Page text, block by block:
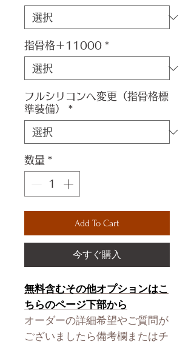
指骨格＋11000 *
フルシリコンへ変更（指骨格標
準装備）
*
数量 *
Add To Cart
今すぐ購入
無料含むその他オプションはこ
ちらのページ下部から
オーダーの詳細希望やご質問が
ございましたら備考欄またはチ